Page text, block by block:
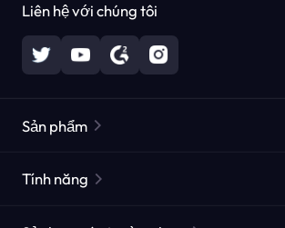
Liên hệ với chúng tôi
Sản phẩm
Tính năng